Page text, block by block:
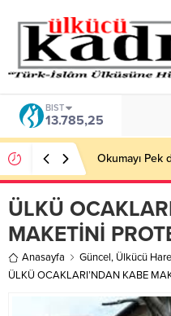
BIST
13.785,25
Okumayı Pek
ÜLKÜ
MAKETİNİ
Anasayfa Güncel, Ülkücü
ÜLKÜ OCAKLARI’NDAN KABE